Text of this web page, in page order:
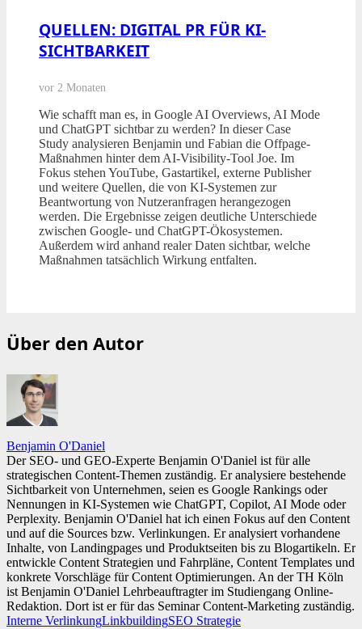
QUELLEN: DIGITAL PR FÜR KI-
SICHTBARKEIT
vor 2 Monaten
Wie schafft man es, in Google AI Overviews, AI Mode
und ChatGPT sichtbar zu werden? In dieser Case
Study analysieren Benjamin und Fabian die Offpage-
Maßnahmen hinter dem AI-Visibility-Tool Joe. Im
Fokus stehen YouTube, Gastartikel, externe Publisher
und weitere Quellen, die von KI-Systemen zur
Beantwortung von Nutzeranfragen herangezogen
werden. Die Ergebnisse zeigen deutliche Unterschiede
zwischen Google- und ChatGPT-Ökosystemen.
Außerdem wird anhand realer Daten sichtbar, welche
Maßnahmen tatsächlich Wirkung entfalten.
Über den Autor
Benjamin O'Daniel
Der SEO- und GEO-Experte Benjamin O'Daniel ist für alle
strategischen Content-Themen zuständig. Er analysiere bestehende
Sichtbarkeit von Unternehmen, seien es Google Rankings oder
Nennungen in KI-Systemen wie ChatGPT, Copilot, AI Mode oder
Perplexity. Benjamin O'Daniel hat ich einen Fokus auf den Content
und auf die Sources bzw. Verlinkungen. Er analysiert vorhandene
Inhalte, von Landingpages und Produktseiten bis zu Blogartikeln. Er
entwickle Content Strategien und Fahrpläne, Content Templates und
konkrete Vorschläge für Content Optimierungen. An der TH Köln
ist Benjamin O'Daniel Lehrbeauftragter im Studiengang Online-
Redaktion. Dort ist er für das Seminar Content-Marketing zuständig.
Interne VerlinkungLinkbuildingSEO Strategie